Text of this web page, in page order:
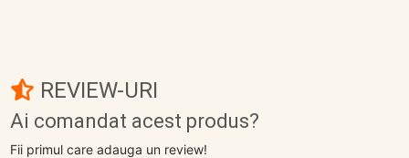
REVIEW-URI
Ai comandat acest produs?
Fii primul care adauga un review!